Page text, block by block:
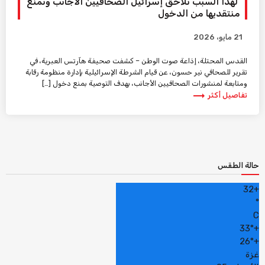
منتقديها من الدخول
21 مايو، 2026
القدس المحتلة، إذاعة صوت الوطن – كشفت صحيفة هآرتس العبرية، في
تقرير للصحافي نير حسون، عن قيام الشرطة الإسرائيلية بإدارة منظومة رقابة
ومتابعة لمنشورات الصحافيين الأجانب، بهدف التوصية بمنع دخول […]
تفاصيل أكثر trending_flat
حالة الطقس
+
32
°
C
+
33°
+
26°
غزة